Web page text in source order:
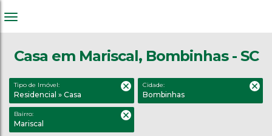
Casa em Mariscal, Bombinhas - SC
Tipo de Imóvel:
Residencial » Casa
Cidade:
Bombinhas
Bairro:
Mariscal